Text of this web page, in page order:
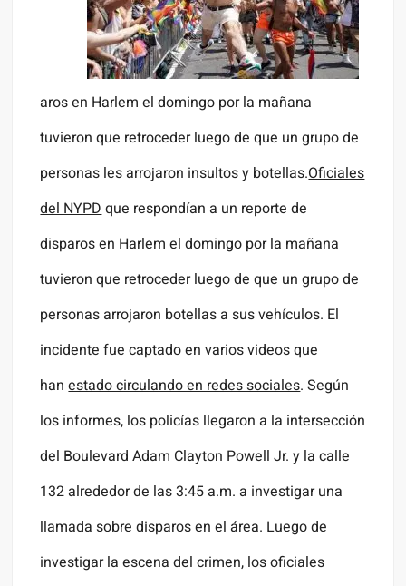
aros en Harlem el domingo por la mañana
tuvieron que retroceder luego de que un grupo de
personas les arrojaron insultos y botellas.Oficiales
del NYPDque respondían a un reporte de
disparos en Harlem el domingo por la mañana
tuvieron que retroceder luego de que un grupo de
personas arrojaron botellas a sus vehículos. El
incidente fue captado en varios videos que
hanestado circulando en redes sociales. Según
los informes, los policías llegaron a la intersección
del Boulevard Adam Clayton Powell Jr. y la calle
132 alrededor de las 3:45 a.m. a investigar una
llamada sobre disparos en el área. Luego de
investigar la escena del crimen, los oficiales